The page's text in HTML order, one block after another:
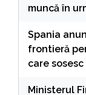
muncă în
Spania
frontieră
care
Ministerul